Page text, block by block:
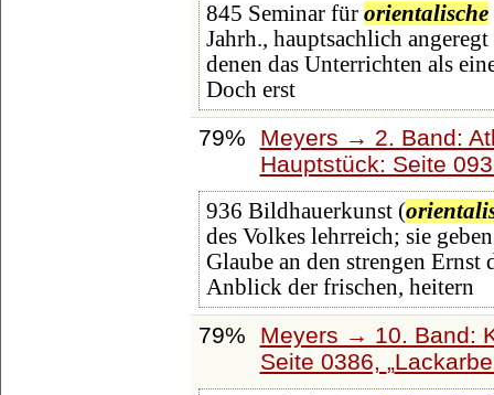
845 Seminar für orientalische
Jahrh., hauptsachlich
denen das Unterrichten als
Doch erst
79%
Meyers → 2. Band:
Hauptstück: Seite
936 Bildhauerkunst (
des Volkes lehrreich; sie
Glaube an den strengen
Anblick der frischen, heitern
79%
Meyers → 10. Band:
Seite 0386,